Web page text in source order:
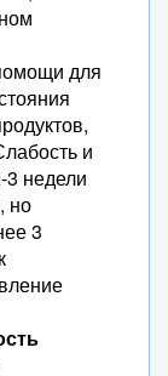
для
и
3 недели
но
3